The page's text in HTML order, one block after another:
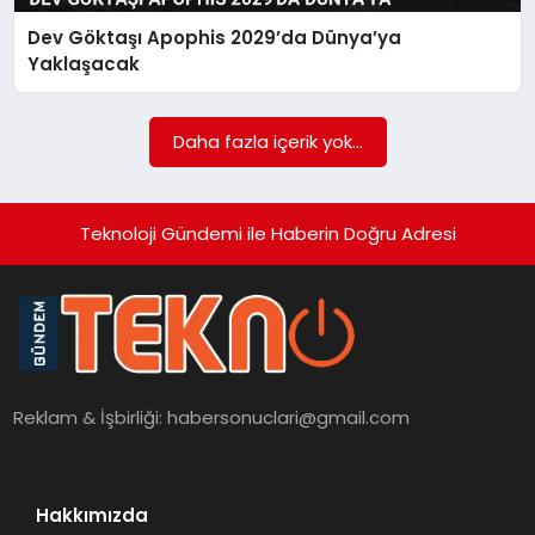
SAĞLIK
YAŞAM
Dev Göktaşı Apophis 2029’da Dünya’ya
Yaklaşacak
Daha fazla içerik yok...
Teknoloji Gündemi ile Haberin Doğru Adresi
Reklam & İşbirliği:habersonuclari@gmail.com
Hakkımızda